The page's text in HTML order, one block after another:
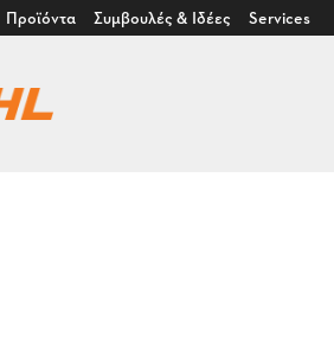
Προϊόντα Συμβουλές & Ιδέες Services